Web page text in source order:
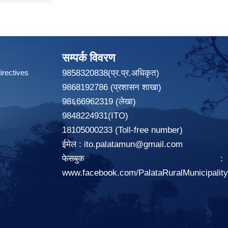
सम्पर्क विवरण
9858320838(प्र.प्र.अधिकृत)
9868192786 (प्रशासन शाखा)
98६66962319 (लेखा)
9848224931(ITO)
18105000233 (Toll-free number)
ईमेल : ito.palatamun@gmail.com
फेसबुक :
www.facebook.com/